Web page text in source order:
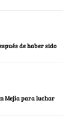
de haber sido
Mejía para luchar